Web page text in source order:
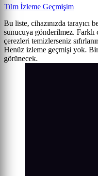
Tüm İzleme Geçmişim
Bu liste, cihazınızda tarayıcı
sunucuya gönderilmez. Farklı
çerezleri temizlerseniz
Henüz izleme geçmişi yok.
görünecek.